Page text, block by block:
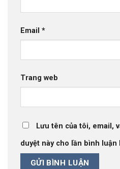
Email *
Trang web
Lưu tên của tôi, email,
duyệt này cho lần bình luận